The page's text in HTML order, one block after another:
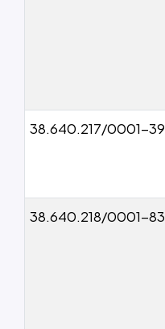
38.640.217/0001-39
38.640.218/0001-83